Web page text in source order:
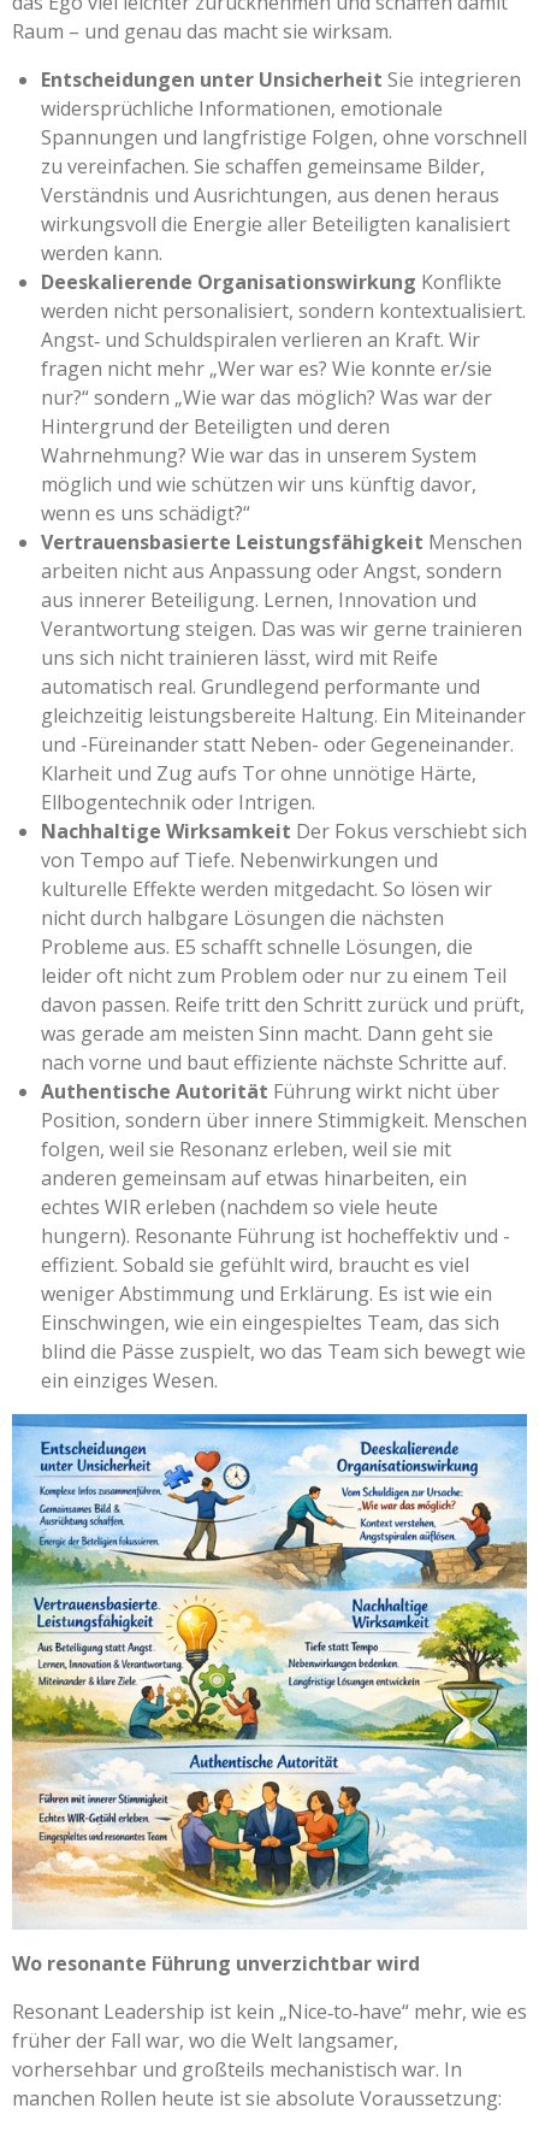
Raum – und genau das macht sie wirksam.
Entscheidungen unter Unsicherheit Sie integrieren
widersprüchliche Informationen, emotionale
Spannungen und langfristige Folgen, ohne vorschnell
zu vereinfachen. Sie schaffen gemeinsame Bilder,
Verständnis und Ausrichtungen, aus denen heraus
wirkungsvoll die Energie aller Beteiligten kanalisiert
werden kann.
Deeskalierende Organisationswirkung Konflikte
werden nicht personalisiert, sondern kontextualisiert.
Angst‑ und Schuldspiralen verlieren an Kraft. Wir
fragen nicht mehr „Wer war es? Wie konnte er/sie
nur?“ sondern „Wie war das möglich? Was war der
Hintergrund der Beteiligten und deren
Wahrnehmung? Wie war das in unserem System
möglich und wie schützen wir uns künftig davor,
wenn es uns schädigt?“
Vertrauensbasierte Leistungsfähigkeit Menschen
arbeiten nicht aus Anpassung oder Angst, sondern
aus innerer Beteiligung. Lernen, Innovation und
Verantwortung steigen. Das was wir gerne trainieren
uns sich nicht trainieren lässt, wird mit Reife
automatisch real. Grundlegend performante und
gleichzeitig leistungsbereite Haltung. Ein Miteinander
und -Füreinander statt Neben- oder Gegeneinander.
Klarheit und Zug aufs Tor ohne unnötige Härte,
Ellbogentechnik oder Intrigen.
Nachhaltige Wirksamkeit Der Fokus verschiebt sich
von Tempo auf Tiefe. Nebenwirkungen und
kulturelle Effekte werden mitgedacht. So lösen wir
nicht durch halbgare Lösungen die nächsten
Probleme aus. E5 schafft schnelle Lösungen, die
leider oft nicht zum Problem oder nur zu einem Teil
davon passen. Reife tritt den Schritt zurück und prüft,
was gerade am meisten Sinn macht. Dann geht sie
nach vorne und baut effiziente nächste Schritte auf.
Authentische Autorität Führung wirkt nicht über
Position, sondern über innere Stimmigkeit. Menschen
folgen, weil sie Resonanz erleben, weil sie mit
anderen gemeinsam auf etwas hinarbeiten, ein
echtes WIR erleben (nachdem so viele heute
hungern). Resonante Führung ist hocheffektiv und -
effizient. Sobald sie gefühlt wird, braucht es viel
weniger Abstimmung und Erklärung. Es ist wie ein
Einschwingen, wie ein eingespieltes Team, das sich
blind die Pässe zuspielt, wo das Team sich bewegt wie
ein einziges Wesen.
Wo resonante Führung unverzichtbar wird
Resonant Leadership ist kein „Nice‑to‑have“ mehr, wie es
früher der Fall war, wo die Welt langsamer,
vorhersehbar und großteils mechanistisch war. In
manchen Rollen heute ist sie absolute Voraussetzung: